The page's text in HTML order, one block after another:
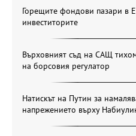
Горещите фондови пазари в
инвеститорите
Върховният съд на САЩ
на борсовия регулатор
Натискът на Путин за
напрежението върху